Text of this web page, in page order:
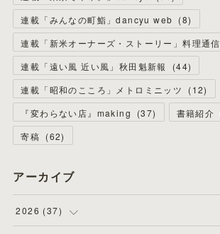
連載「みんなの町鮨」dancyu web (8)
連載「新米オーナーズ・ストーリー」料理通信
連載「遠い風 近い風」秋田魁新報
(44)
連載「昭和のこころ」メトロミニッツ
(12)
『変わらない店』making
(37) 書籍紹介
寄稿 (62)
アーカイブ
2026 (37)